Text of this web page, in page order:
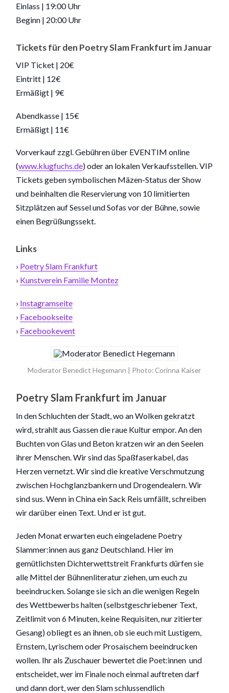
Einlass | 19:00 Uhr
Beginn | 20:00 Uhr
Tickets für den Poetry Slam Frankfurt im Januar
VIP Ticket | 20€
Eintritt | 12€
Ermäßigt | 9€
Abendkasse | 15€
Ermäßigt | 11€
Vorverkauf zzgl. Gebühren über EVENTIM online
(www.klugfuchs.de) oder an lokalen Verkaufsstellen. VIP
Tickets geben symbolischen Mäzen-Status der Show
und beinhalten die Reservierung von 10 limitierten
Sitzplätzen auf Sessel und Sofas vor der Bühne, sowie
einen Begrüßungssekt.
Links
› Poetry Slam Frankfurt
› Kunstverein Familie Montez
› Instagramseite
› Facebookseite
› Facebookevent
Moderator Benedict Hegemann | Photo: Corinna Kaiser
Poetry Slam Frankfurt im Januar
In den Schluchten der Stadt, wo an Wolken gekratzt
wird, strahlt aus Gassen die raue Kultur empor. An den
Buchten von Glas und Beton kratzen wir an den Seelen
ihrer Menschen. Wir sind das Spaßfaserkabel, das
Herzen vernetzt. Wir sind die kreative Verschmutzung
zwischen Hochglanzbankern und Drogendealern. Wir
sind sus. Wenn in China ein Sack Reis umfällt, schreiben
wir darüber einen Text. Und er ist gut.
Jeden Monat erwarten euch eingeladene Poetry
Slammer:innen aus ganz Deutschland. Hier im
gemütlichsten Dichterwettstreit Frankfurts dürfen sie
alle Mittel der Bühnenliteratur ziehen, um euch zu
beeindrucken. Solange sie sich an die wenigen Regeln
des Wettbewerbs halten (selbstgeschriebener Text,
Zeitlimit von 6 Minuten, keine Requisiten, nur zitierter
Gesang) obliegt es an ihnen, ob sie euch mit Lustigem,
Ernstem, Lyrischem oder Prosaischem beeindrucken
wollen. Ihr als Zuschauer bewertet die Poet:innen und
entscheidet, wer im Finale noch einmal auftreten darf
und dann dort, wer den Slam schlussendlich